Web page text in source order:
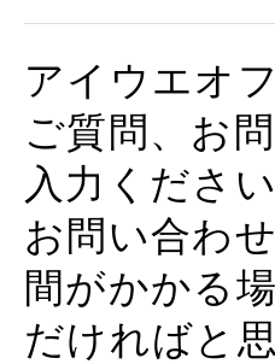
アイウエオ
ご質問、お
入力ください
お問い合わ
間がかかる
だければと